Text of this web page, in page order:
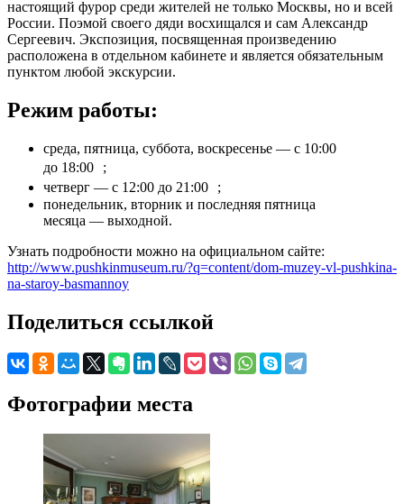
настоящий фурор среди жителей не только Москвы, но и всей
России. Поэмой своего дяди восхищался и сам Александр
Сергеевич. Экспозиция, посвященная произведению
расположена в отдельном кабинете и является обязательным
пунктом любой экскурсии.
Режим работы:
среда, пятница, суббота, воскресенье — с 10:00
до 18:00 ;
четверг — с 12:00 до 21:00 ;
понедельник, вторник и последняя пятница
месяца — выходной.
Узнать подробности можно на официальном сайте:
http://www.pushkinmuseum.ru/?q=content/dom-muzey-vl-pushkina-
na-staroy-basmannoy
Поделиться ссылкой
Фотографии места